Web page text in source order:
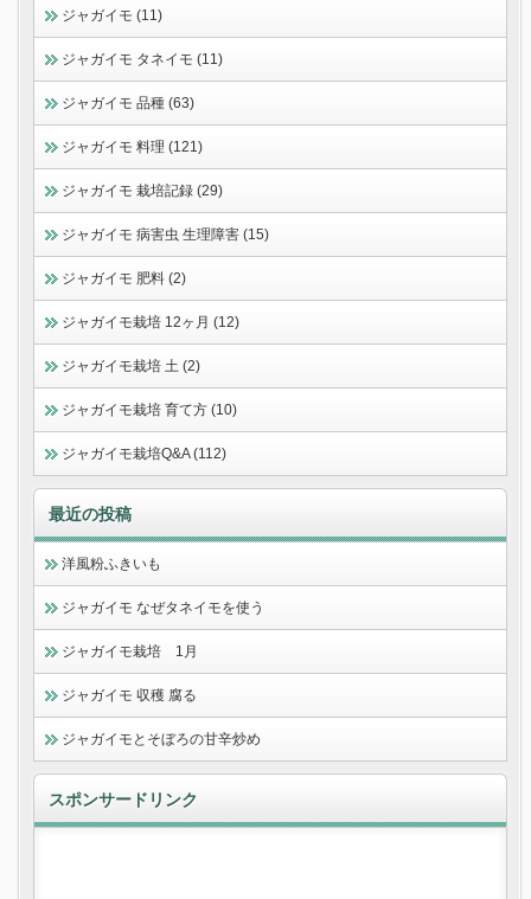
ジャガイモ (11)
ジャガイモ タネイモ (11)
ジャガイモ 品種 (63)
ジャガイモ 料理 (121)
ジャガイモ 栽培記録 (29)
ジャガイモ 病害虫 生理障害 (15)
ジャガイモ 肥料 (2)
ジャガイモ栽培 12ヶ月 (12)
ジャガイモ栽培 土 (2)
ジャガイモ栽培 育て方 (10)
ジャガイモ栽培Q&A (112)
最近の投稿
洋風粉ふきいも
ジャガイモ なぜタネイモを使う
ジャガイモ栽培 1月
ジャガイモ 収穫 腐る
ジャガイモとそぼろの甘辛炒め
スポンサードリンク